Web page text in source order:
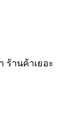
ร้านค้าเยอะ